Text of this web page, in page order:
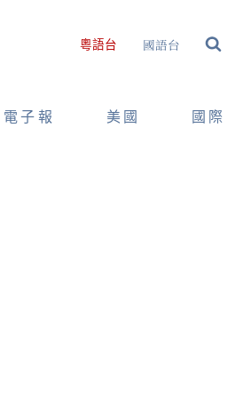
粵語台 國語台
電子報 美國 國際